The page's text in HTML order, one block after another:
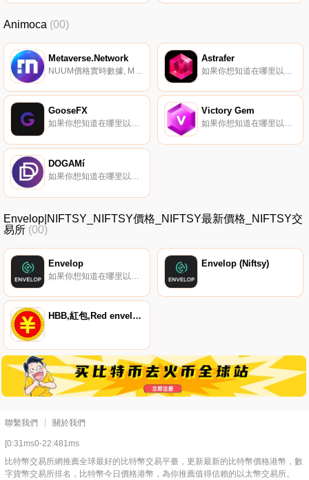
Animoca (00)
Metaverse.Network Astrafer
GooseFX
如果你想知道在哪里以當前價格購買GooseFX,目前交易{GooseFX]股票的頂級加密貨幣交易所是Gate.io、MEXC、Jupiter和Orca。您可以在我們的加密貨幣交易所頁面上找到其他列表.
Victory Gem
如果你想知道在哪里以當前價格購買Victory Gem,目前交易{Victory Gem]股票的頂級加密貨幣交易所是Gate.io、HotVTGt和ApeSwap（BSC）。您可以在我們的加密貨幣交易所頁面上找到其他列表.
DOGAMí
如果你想知道在哪里以當前價格購買DOGAMí,目前交易{DOGAMí]股票的頂級加密貨幣交易所是Gate.io、Bittrex和QuipuSwap。您可以在我們的加密貨幣交易所頁面上找到其他列表。發現DOGAMí！一款獨特的web3手機游戲,玩家可以收養并飼養制作精美的虛擬NFT狗.
Envelop|NIFTSY_NIFTSY價格_NIFTSY最新價格_NIFTSY交
易所 (00)
Envelop Envelop (Niftsy)
HBB,紅包,Red envelopes
聯繫我們 關於我們
[0:31ms0-22:481ms
比特幣交易所網推薦全球最好的比特幣交易平臺，更新最新的比特幣價格港幣，數
字貨幣交易所排名，比特幣今日價格港幣，為你推薦值得信賴的以太幣交易所。